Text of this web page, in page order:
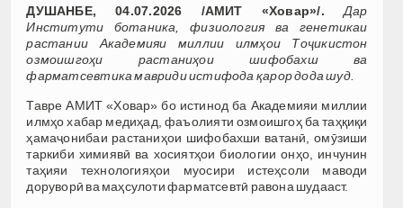
ДУШАНБЕ, 04.07.2026 /АМИТ «Ховар»/.
Дар
Институти ботаника, физиология ва генетикаи
растании Академияи миллии илмҳои Тоҷикистон
озмоишгоҳи растаниҳои шифобахш ва
фарматсевтика мавриди истифода қарор дода шуд.
Тавре АМИТ «Ховар» бо истинод ба Академияи миллии
илмҳо хабар медиҳад, фаъолияти озмоишгоҳ ба таҳқиқи
ҳамаҷонибаи растаниҳои шифобахши ватанӣ, омӯзиши
таркиби химиявӣ ва хосиятҳои биологии онҳо, инчунин
таҳияи технологияҳои муосири истеҳсоли маводи
доруворӣ ва маҳсулоти фарматсевтӣ равона шудааст.